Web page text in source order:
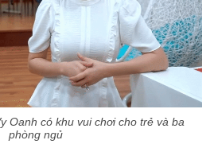
Oanh có khu vui chơi cho trẻ và ba
phòng ngủ